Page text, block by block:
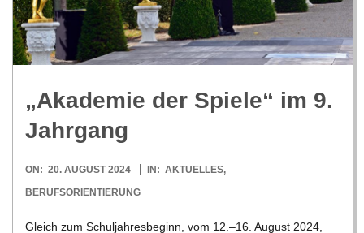
R
-
G
O
„Aka­de­mie der Spiele“ im 9.
Jahrgang
2024-
08-
ON: 20. AUGUST 2024 IN: AKTUELLES,
BERUFSORIENTIERUNG
Gleich zum Schul­jah­res­be­ginn, vom 12.–16. August 2024,